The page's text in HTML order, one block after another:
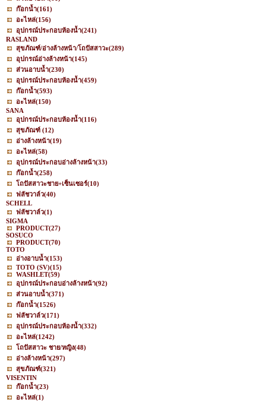
ก๊อกน้ำ(161)
อะไหล่(156)
อุปกรณ์ประกอบห้องน้ำ(241)
RASLAND
สุขภัณฑ์/อ่างล้างหน้า/โถปัสสาวะ(289)
อุปกรณ์อ่างล้างหน้า(145)
ส่วนอาบน้ำ(230)
อุปกรณ์ประกอบห้องน้ำ(459)
ก๊อกน้ำ(593)
อะไหล่(150)
SANA
อุปกรณ์ประกอบห้องน้ำ(116)
สุขภัณฑ์ (12)
อ่างล้างหน้า(19)
อะไหล่(58)
อุปกรณ์ประกอบอ่างล้างหน้า(33)
ก๊อกน้ำ(258)
โถปัสสาวะชาย+เซ็นเซอร์(10)
ฟลัชวาล์ว(40)
SCHELL
ฟลัชวาล์ว(1)
SIGMA
PRODUCT(27)
SOSUCO
PRODUCT(70)
TOTO
อ่างอาบน้ำ(153)
TOTO (SV)(15)
WASHLET(59)
อุปกรณ์ประกอบอ่างล้างหน้า(92)
ส่วนอาบน้ำ(371)
ก๊อกน้ำ(1526)
ฟลัชวาล์ว(171)
อุปกรณ์ประกอบห้องน้ำ(332)
อะไหล่(1242)
โถปัสสาวะ ชาย/หญิง(48)
อ่างล้างหน้า(297)
สุขภัณฑ์(321)
VISENTIN
ก๊อกน้ำ(23)
อะไหล่(1)